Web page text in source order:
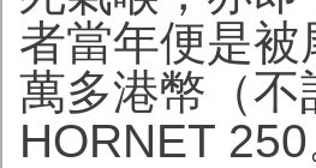
者當年便是
萬多港幣（
HORNET 250